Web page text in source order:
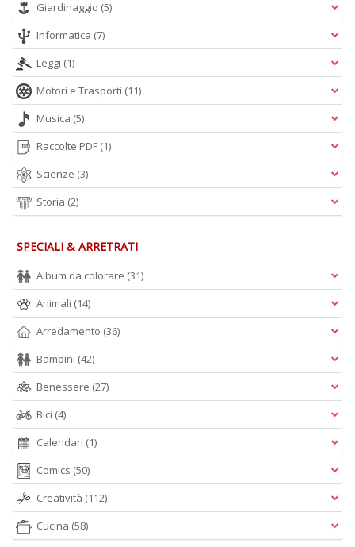
Giardinaggio (5)
Informatica (7)
Leggi (1)
Motori e Trasporti (11)
Musica (5)
Raccolte PDF (1)
Scienze (3)
Storia (2)
SPECIALI & ARRETRATI
Album da colorare (31)
Animali (14)
Arredamento (36)
Bambini (42)
Benessere (27)
Bici (4)
Calendari (1)
Comics (50)
Creatività (112)
Cucina (58)